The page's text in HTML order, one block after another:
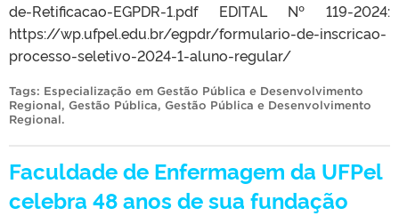
de-Retificacao-EGPDR-1.pdf EDITAL Nº 119-2024:
https://wp.ufpel.edu.br/egpdr/formulario-de-inscricao-
processo-seletivo-2024-1-aluno-regular/
Tags: Especialização em Gestão Pública e Desenvolvimento
Regional, Gestão Pública, Gestão Pública e Desenvolvimento
Regional.
Faculdade de Enfermagem da UFPel
celebra 48 anos de sua fundação